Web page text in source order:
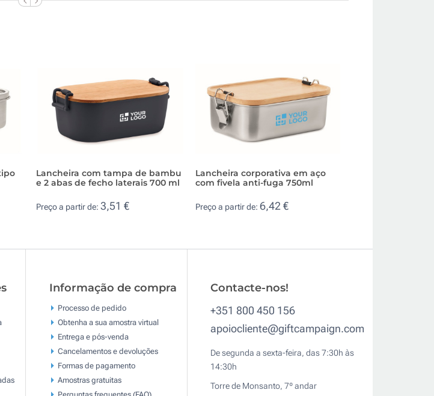
Lancheira com tampa de bambu
e 2 abas de fecho laterais 700 ml
Preço a partir de: 3,51 €
Lancheira corporativa em aço
com fivela anti-fuga 750ml
Preço a partir de: 6,42 €
Informação de compra
Processo de pedido
Obtenha a sua amostra virtual
Entrega e pós-venda
Cancelamentos e devoluções
Formas de pagamento
Amostras gratuitas
Perguntas frequentes (FAQ)
Contacte-nos!
+351 800 450 156
apoiocliente@giftcampaign.com
De segunda a sexta-feira, das 7:30h às
14:30h
Torre de Monsanto, 7º andar